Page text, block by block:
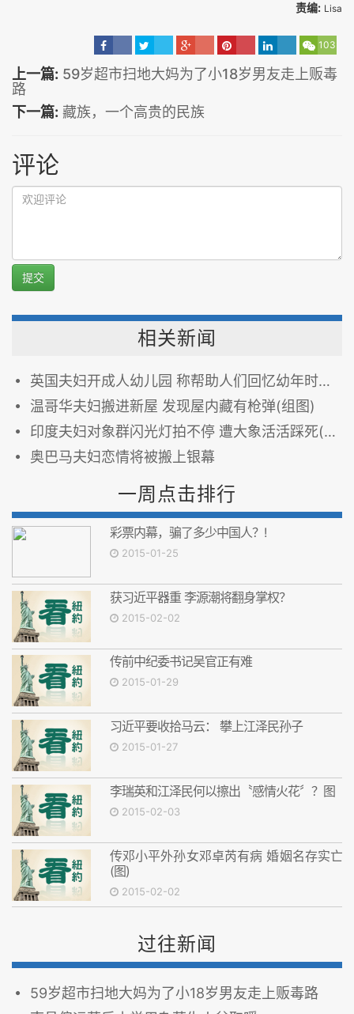
责编: Lisa
103
上一篇: 59岁超市扫地大妈为了小18岁男友走上贩毒
路
下一篇: 藏族，一个高贵的民族
评论
提交
相关新闻
英国夫妇开成人幼儿园 称帮助人们回忆幼年时光（图）
温哥华夫妇搬进新屋 发现屋内藏有枪弹(组图)
印度夫妇对象群闪光灯拍不停 遭大象活活踩死(图)
奥巴马夫妇恋情将被搬上银幕
一周点击排行
彩票内幕，骗了多少中国人？!
2015-01-25
获习近平器重 李源潮将翻身掌权？
2015-02-02
传前中纪委书记吴官正有难
2015-01-29
习近平要收拾马云： 攀上江泽民孙子
2015-01-27
李瑞英和江泽民何以擦出〝感情火花〞？图
2015-02-03
传邓小平外孙女邓卓芮有病 婚姻名存实亡
(图)
2015-02-02
过往新闻
59岁超市扫地大妈为了小18岁男友走上贩毒路